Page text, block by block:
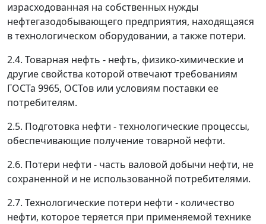
израсходованная на собственных нужды
нефтегазодобывающего предприятия, находящаяся
в технологическом оборудовании, а также потери.
2.4. Товарная нефть - нефть, физико-химические и
другие свойства которой отвечают требованиям
ГОСТа 9965, ОСТов или условиям поставки ее
потребителям.
2.5. Подготовка нефти - технологические процессы,
обеспечивающие получение товарной нефти.
2.6. Потери нефти - часть валовой добычи нефти, не
сохраненной и не использованной потребителями.
2.7. Технологические потери нефти - количество
нефти, которое теряется при применяемой технике